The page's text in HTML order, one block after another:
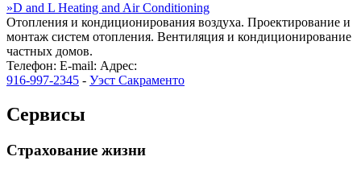
»D and L Heating and Air Conditioning
Отопления и кондиционирования воздуха. Проектирование и
монтаж систем отопления. Вентиляция и кондиционирование
частных домов.
Телефон: E-mail: Адрес:
916-997-2345 - Уэст Сакраменто
Сервисы
Страхование жизни